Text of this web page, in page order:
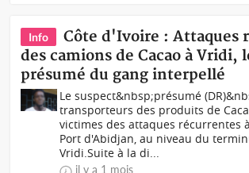
Info
Côte d'Ivoire : Attaques
des camions de Cacao à Vridi,
présumé du gang interpellé
Le suspect&nbsp;présumé
transporteurs des produits de
victimes des attaques récurrentes
Port d'Abidjan, au niveau du
Vridi.Suite à la di...
il y a 1 mois